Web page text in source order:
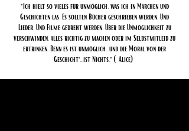
"Ich hielt so vieles für unmöglich, was ich in Märchen und
Geschichten las. Es sollten Bücher geschrieben werden. Und
Lieder. Und Filme gedreht werden. Über die Unmöglichkeit zu
verschwinden, alles richtig zu machen oder im Selbstmitleid zu
ertrinken. Denn es ist unmöglich...und die Moral von der
Geschicht'...ist Nichts." (Alice)